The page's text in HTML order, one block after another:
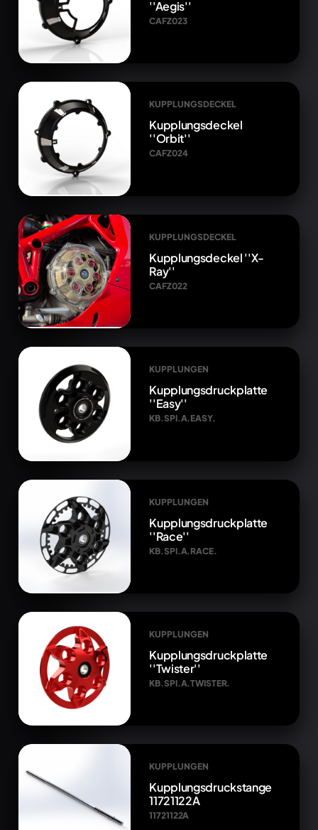
''Aegis''
CAFZ023
KUPPLUNGSDECKEL
Kupplungsdeckel
''Orbit''
CAFZ024
KUPPLUNGSDECKEL
Kupplungsdeckel ''X-
Ray''
CAFZ022
KUPPLUNGEN
Kupplungsdruckplatte
''Easy''
KB.SPI.A.EASY.
KUPPLUNGEN
Kupplungsdruckplatte
''Race''
KB.SPI.A.RACE.
KUPPLUNGEN
Kupplungsdruckplatte
''Twister''
KB.SPI.A.TWISTER.
KUPPLUNGEN
Kupplungsdruckstange
11721122A
11721122A